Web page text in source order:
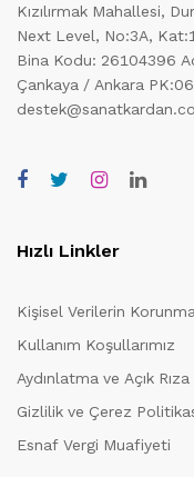
Kızılırmak Mahallesi,
Next Level, No:3A,
Bina Kodu: 26104396
Çankaya / Ankara
Hızlı Linkler
Kişisel Verilerin
Kullanım Koşullarımız
Aydınlatma ve Açık
Gizlilik ve Çerez
Esnaf Vergi Muafiyeti